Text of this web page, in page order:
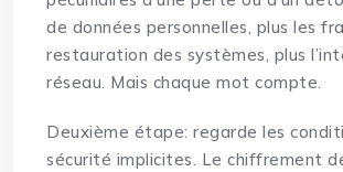
de données personnelles, plus les
restauration des systèmes, plus
réseau. Mais chaque mot compte.
Deuxième étape: regarde les
sécurité implicites. Le chiffrement